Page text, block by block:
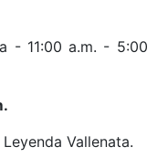
- 11:00 a.m. - 5:00
Vallenata.